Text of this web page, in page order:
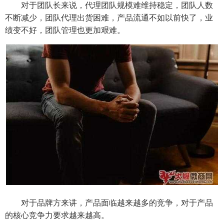
对于团队长来说，代理团队规模难维持稳定，团队人数
不断减少，团队代理出货困难，产品流通不如以前快了，业
绩变不好，团队管理也更加艰难。
对于品牌方来讲，产品面临越来越多的竞争，对于产品
的核心竞争力要求越来越高。